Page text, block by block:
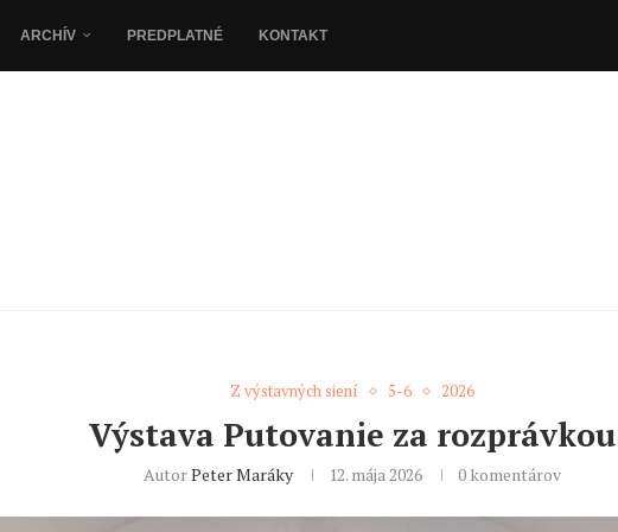
ARCHÍV PREDPLATNÉ KONTAKT
Z výstavných siení 5-6 2026
Výstava Putovanie za rozprávkou
AutorPeter Maráky 12. mája 2026 0 komentárov